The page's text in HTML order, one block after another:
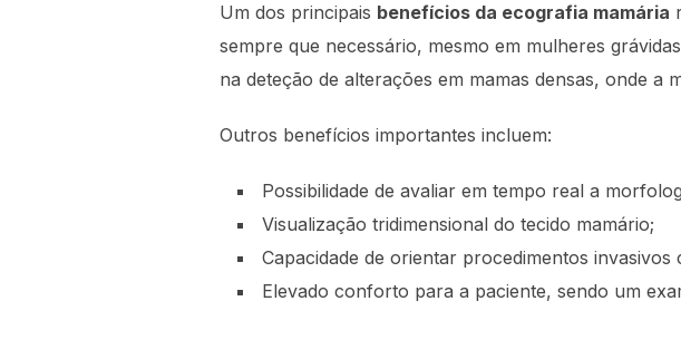
Um dos principais benefícios da ecografia mamária
sempre que necessário, mesmo em mulheres
na deteção de alterações em mamas densas, onde a
Outros benefícios importantes incluem:
Possibilidade de avaliar em tempo real a
Visualização tridimensional do tecido mamário;
Capacidade de orientar procedimentos invasivos
Elevado conforto para a paciente, sendo um